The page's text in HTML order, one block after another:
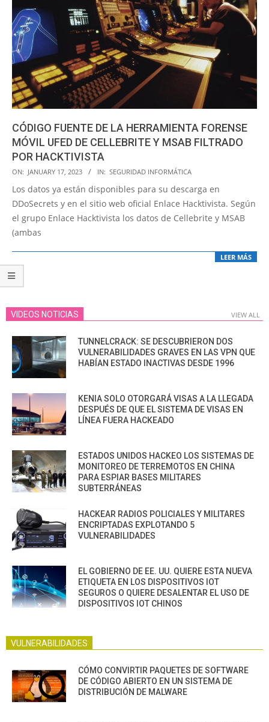
CÓDIGO FUENTE DE LA HERRAMIENTA FORENSE
MÓVIL UFED DE CELLEBRITE Y MSAB FILTRADO
POR HACKTIVISTA
2023-
01-
17
ON: JANUARY 17, 2023 IN: SEGURIDAD INFORMÁTICA
Los datos ya están disponibles para su descarga en
DDoSecrets y en el sitio web oficial Enlace Hacktivista. Según
el grupo Enlace Hacktivista los datos de Cellebrite y MSAB
(ambas
LEER MÁS
VIDEOS NOTICIAS VIEW ALL
TUNNELCRACK: SE DESCUBRIERON DOS
VULNERABILIDADES GRAVES EN LAS VPN QUE
HABÍAN ESTADO INACTIVAS DESDE 1996
KENIA SOLO OTORGARÁ VISAS A LA LLEGADA
DESPUÉS DE QUE EL SISTEMA DE VISAS EN
LÍNEA FUERA HACKEADO
ESTADOS UNIDOS HACKEO LOS SISTEMAS DE
MONITOREO DE TERREMOTOS EN CHINA
PARA ESPIAR BASES MILITARES
SUBTERRÁNEAS
HACKEAR RADIOS POLICIALES Y MILITARES
ENCRIPTADAS EXPLOTANDO 5
VULNERABILIDADES
EL GOBIERNO DE EE. UU. QUIERE ESTA NUEVA
ETIQUETA EN LOS DISPOSITIVOS IOT
SEGUROS O QUIERE DESALENTAR EL USO DE
DISPOSITIVOS IOT CHINOS
VULNERABILIDADES
CÓMO CONVIRTIR PAQUETES DE SOFTWARE
DE CÓDIGO ABIERTO EN UN SISTEMA DE
DISTRIBUCIÓN DE MALWARE